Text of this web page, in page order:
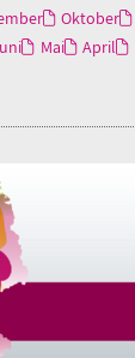
Oktober
Mai April